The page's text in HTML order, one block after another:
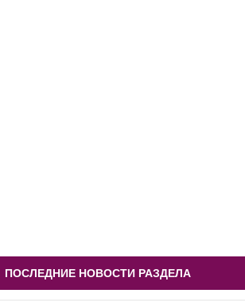
ПОСЛЕДНИЕ НОВОСТИ РАЗДЕЛА